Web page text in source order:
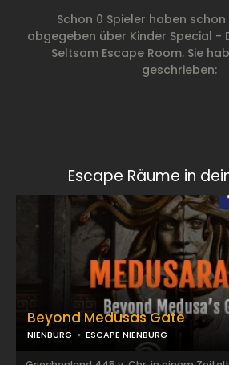
Schon 0 Spieler haben
abgegeben über Kinder Special -
Seltsam Escape Room. Sie
geschrieben:
Escape Räume in
Beyond Medusas Gate
NIENBURG ESCAPE NIENBURG